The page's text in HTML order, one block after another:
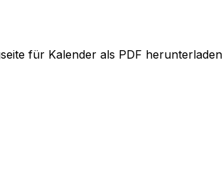
für Kalender als PDF herunterladen